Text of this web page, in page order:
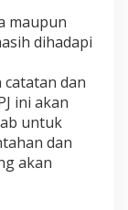
maupun
dihadapi
dan
ini akan
untuk
dan
akan